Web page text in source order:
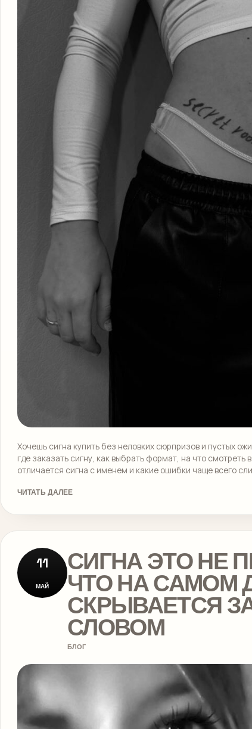
Хочешь сигна купить без неловких сюрпризов и пустых
где заказать сигну, как выбрать формат, на что смотреть
отличается сигна с именем и какие ошибки чаще всего
ЧИТАТЬ ДАЛЕЕ
11
МАЙ
СИГНА ЭТО НЕ
ЧТО НА САМОМ
СКРЫВАЕТСЯ
СЛОВОМ
БЛОГ